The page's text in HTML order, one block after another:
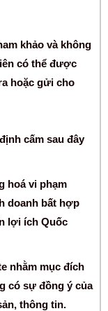
khảo và không
có thể được
hoặc gửi cho
cấm sau đây
hoá vi phạm
doanh bất hợp
lợi ích Quốc
nhằm mục đích
có sự đồng ý của
thông tin.